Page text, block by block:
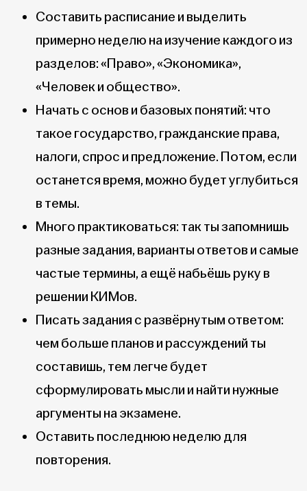
Составить расписание и выделить
примерно неделю на изучение каждого из
разделов: «Право», «Экономика»,
«Человек и общество».
Начать с основ и базовых понятий: что
такое государство, гражданские права,
налоги, спрос и предложение. Потом, если
останется время, можно будет углубиться
в темы.
Много практиковаться: так ты запомнишь
разные задания, варианты ответов и самые
частые термины, а ещё набьёшь руку в
решении КИМов.
Писать задания с развёрнутым ответом:
чем больше планов и рассуждений ты
составишь, тем легче будет
сформулировать мысли и найти нужные
аргументы на экзамене.
Оставить последнюю неделю для
повторения.